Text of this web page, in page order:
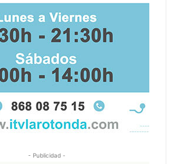
- Publicidad -